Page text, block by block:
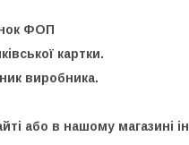
ФОП
картки.
виробника.
або в нашому магазині